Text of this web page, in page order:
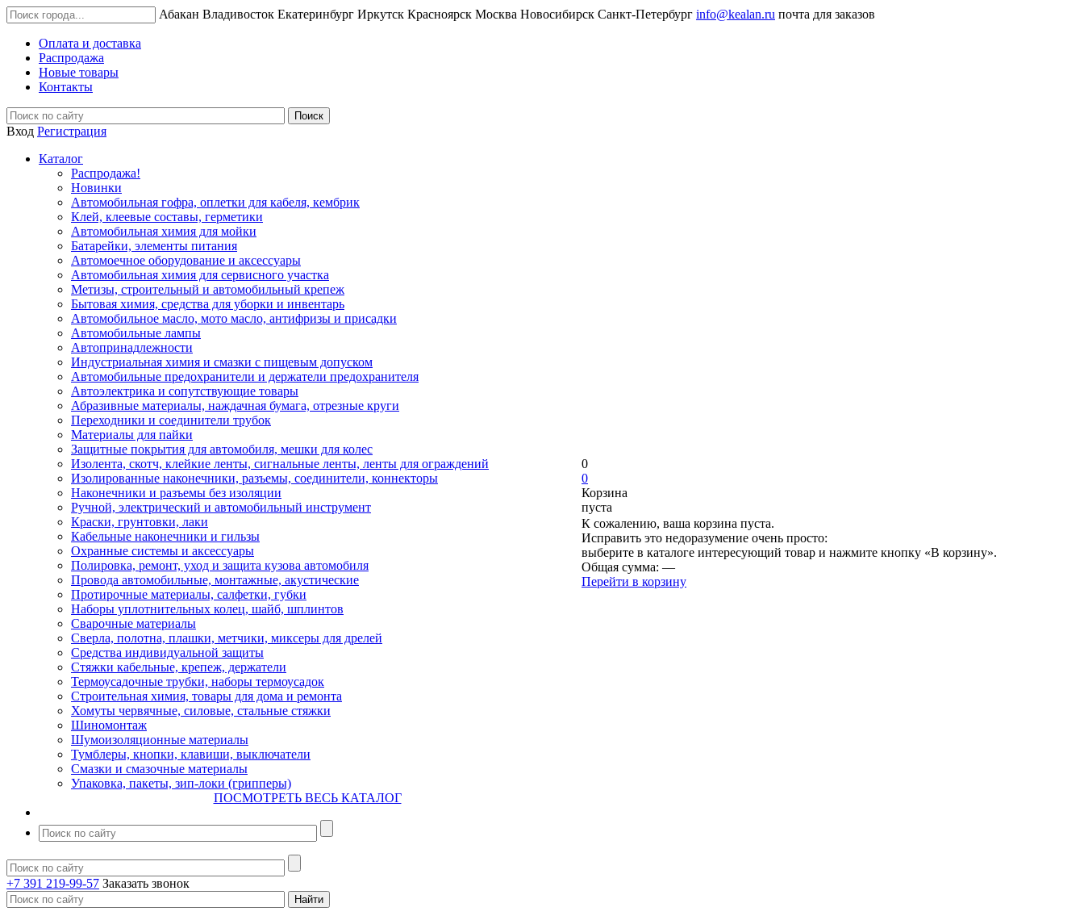
Абакан Владивосток Екатеринбург Иркутск Красноярск Москва Новосибирск Санкт-Петербург info@kealan.ru почта для заказов
Оплата и доставка
Распродажа
Новые товары
Контакты
Вход Регистрация
Каталог
Распродажа!
Новинки
Автомобильная гофра, оплетки для кабеля, кембрик
Клей, клеевые составы, герметики
Автомобильная химия для мойки
Батарейки, элементы питания
Автомоечное оборудование и аксессуары
Автомобильная химия для сервисного участка
Метизы, строительный и автомобильный крепеж
Бытовая химия, средства для уборки и инвентарь
Автомобильное масло, мото масло, антифризы и присадки
Автомобильные лампы
Автопринадлежности
Индустриальная химия и смазки с пищевым допуском
Автомобильные предохранители и держатели предохранителя
Автоэлектрика и сопутствующие товары
Абразивные материалы, наждачная бумага, отрезные круги
Переходники и соединители трубок
Материалы для пайки
Защитные покрытия для автомобиля, мешки для колес
Изолента, скотч, клейкие ленты, сигнальные ленты, ленты для ограждений
Изолированные наконечники, разъемы, соединители, коннекторы
Наконечники и разъемы без изоляции
Ручной, электрический и автомобильный инструмент
Краски, грунтовки, лаки
Кабельные наконечники и гильзы
Охранные системы и аксессуары
Полировка, ремонт, уход и защита кузова автомобиля
Провода автомобильные, монтажные, акустические
Протирочные материалы, салфетки, губки
Наборы уплотнительных колец, шайб, шплинтов
Сварочные материалы
Сверла, полотна, плашки, метчики, миксеры для дрелей
Средства индивидуальной защиты
Стяжки кабельные, крепеж, держатели
Термоусадочные трубки, наборы термоусадок
Строительная химия, товары для дома и ремонта
Хомуты червячные, силовые, стальные стяжки
Шиномонтаж
Шумоизоляционные материалы
Тумблеры, кнопки, клавиши, выключатели
Смазки и смазочные материалы
Упаковка, пакеты, зип-локи (грипперы)
ПОСМОТРЕТЬ ВЕСЬ КАТАЛОГ
+7 391 219-99-57 Заказать звонок
0
0
Корзина
пуста
К сожалению, ваша корзина пуста.
Исправить это недоразумение очень просто:
выберите в каталоге интересующий товар и нажмите кнопку «В корзину».
Общая сумма: —
Перейти в корзину